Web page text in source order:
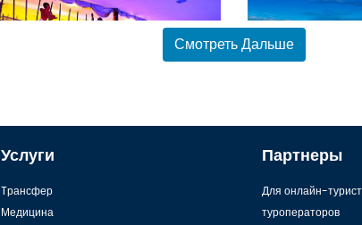
Музей подводной археологии Бодрума
Замок Бодрум
Смотреть Дальше
Услуги
Tрансфер
Медицина
Партнеры
Для онлайн-
туроператоров